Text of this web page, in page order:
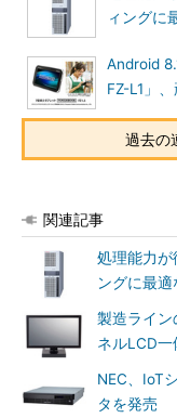
ィングに
Android
FZ-L1」
過去の
関連記事
処理能力が
ングに最
製造ライン
ネルLCD一
NEC、IoT
タを発売